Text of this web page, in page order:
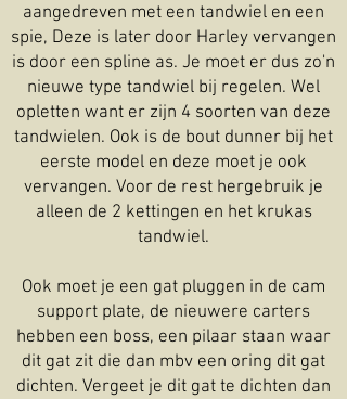
aangedreven met een tandwiel en een
spie, Deze is later door Harley vervangen
is door een spline as. Je moet er dus zo'n
nieuwe type tandwiel bij regelen. Wel
opletten want er zijn 4 soorten van deze
tandwielen. Ook is de bout dunner bij het
eerste model en deze moet je ook
vervangen. Voor de rest hergebruik je
alleen de 2 kettingen en het krukas
tandwiel.
Ook moet je een gat pluggen in de cam
support plate, de nieuwere carters
hebben een boss, een pilaar staan waar
dit gat zit die dan mbv een oring dit gat
dichten. Vergeet je dit gat te dichten dan